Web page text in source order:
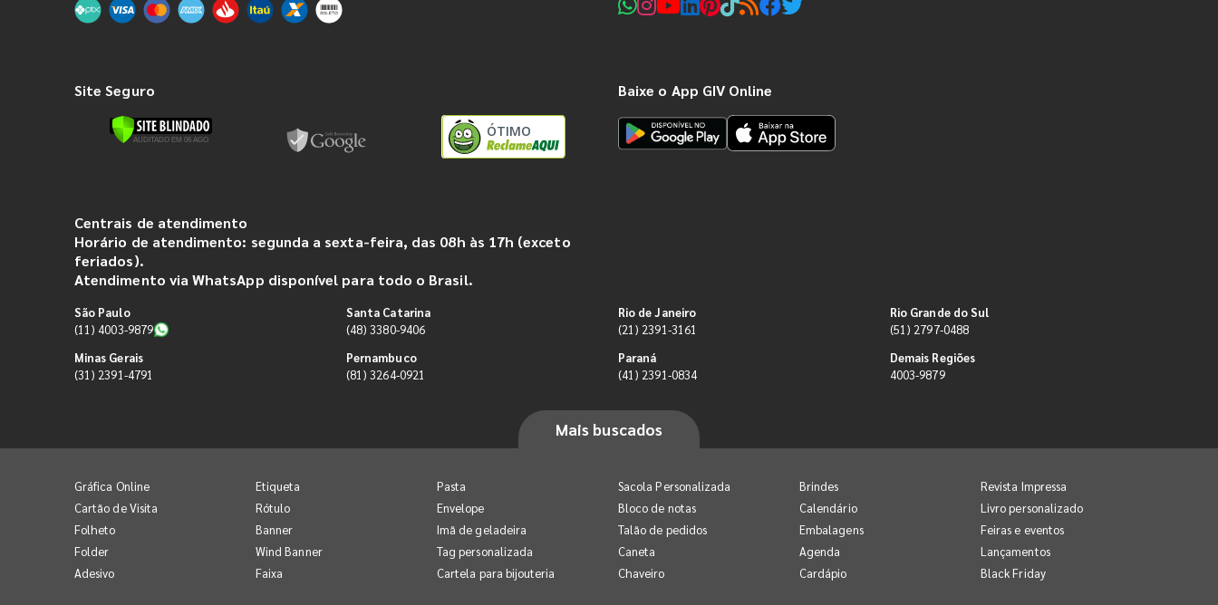
Site Seguro
ÓTIMO
Baixe o App GIV Online
Centrais de atendimento
Horário de atendimento: segunda a sexta-feira, das 08h às 17h (exceto
feriados).
Atendimento via WhatsApp disponível para todo o Brasil.
São Paulo
(11) 4003-9879
Minas Gerais
(31) 2391-4791
Santa Catarina
(48) 3380-9406
Pernambuco
(81) 3264-0921
Rio de Janeiro
(21) 2391-3161
Paraná
(41) 2391-0834
Rio Grande do Sul
(51) 2797-0488
Demais Regiões
4003-9879
Mais buscados
Gráfica Online
Cartão de Visita
Folheto
Folder
Adesivo
Etiqueta
Rótulo
Banner
Wind Banner
Faixa
Pasta
Envelope
Imã de geladeira
Tag personalizada
Cartela para bijouteria
Sacola Personalizada
Bloco de notas
Talão de pedidos
Caneta
Chaveiro
Brindes
Calendário
Embalagens
Agenda
Cardápio
Revista Impressa
Livro personalizado
Feiras e eventos
Lançamentos
Black Friday